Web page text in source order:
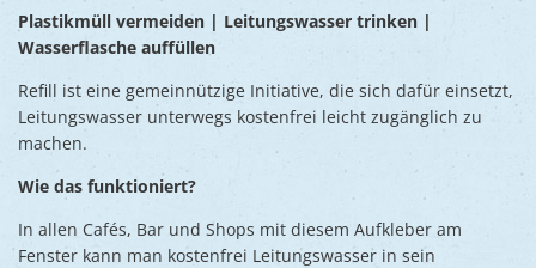
Ukraine
Wahlen
Schulen
Ernst-
Plastikmüll vermeiden | Leitungswasser trinken |
Wasserflasche auffüllen
Refill ist eine gemeinnützige Initiative, die sich dafür einsetzt,
Leitungswasser unterwegs kostenfrei leicht zugänglich zu
machen.
Wie das funktioniert?
In allen Cafés, Bar und Shops mit diesem Aufkleber am
Fenster kann man kostenfrei Leitungswasser in sein